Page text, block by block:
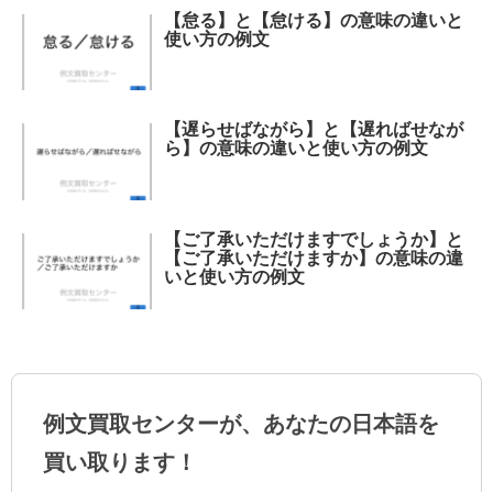
【怠る】と【怠ける】の意味の違いと
使い方の例文
【遅らせばながら】と【遅ればせなが
ら】の意味の違いと使い方の例文
【ご了承いただけますでしょうか】と
【ご了承いただけますか】の意味の違
いと使い方の例文
例文買取センターが、あなたの日本語を
買い取ります！